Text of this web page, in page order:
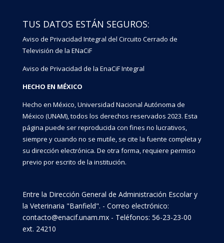
TUS DATOS ESTÁN SEGUROS:
Aviso de Privacidad Integral del Circuito Cerrado de
Televisión de la ENaCiF
Aviso de Privacidad de la EnaCiF Integral
HECHO EN MÉXICO
Hecho en México, Universidad Nacional Autónoma de
México (UNAM), todos los derechos reservados 2023. Esta
página puede ser reproducida con fines no lucrativos,
siempre y cuando no se mutile, se cite la fuente completa y
su dirección electrónica. De otra forma, requiere permiso
previo por escrito de la institución.
Entre la Dirección General de Administración Escolar y
la Veterinaria "Banfield". - Correo electrónico:
contacto@enacif.unam.mx - Teléfonos: 56-23-23-00
ext. 24210